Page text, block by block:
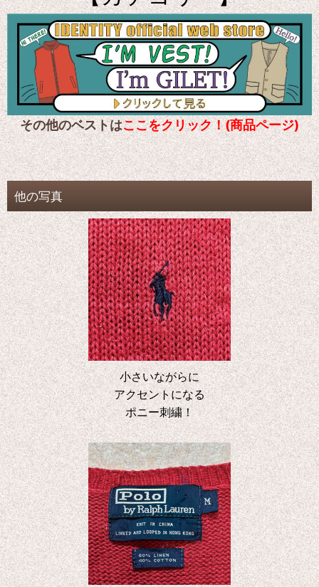
その他のベストはここをクリック！(商品ページ)
他の写真
小さいながらに
アクセントになる
ポニー刺繍！